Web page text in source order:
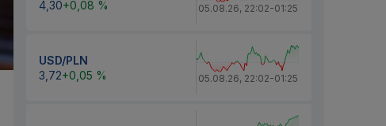
4,30+0,08 % 05.08.26, 22:02-01:25
USD/PLN
3,72+0,05 % 05.08.26, 22:02-01:25